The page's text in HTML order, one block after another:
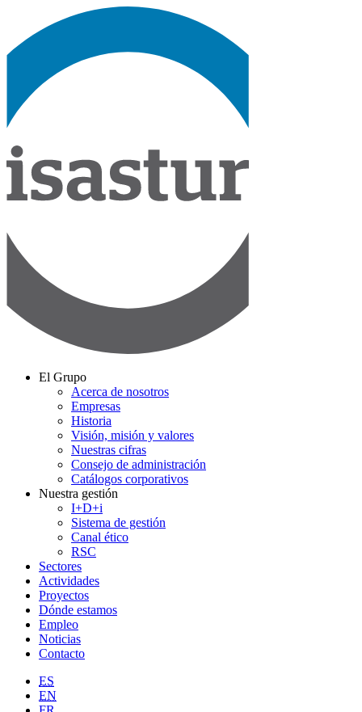
El Grupo
Acerca de nosotros
Empresas
Historia
Visión, misión y valores
Nuestras cifras
Consejo de administración
Catálogos corporativos
Nuestra gestión
I+D+i
Sistema de gestión
Canal ético
RSC
Sectores
Actividades
Proyectos
Dónde estamos
Empleo
Noticias
Contacto
ES
EN